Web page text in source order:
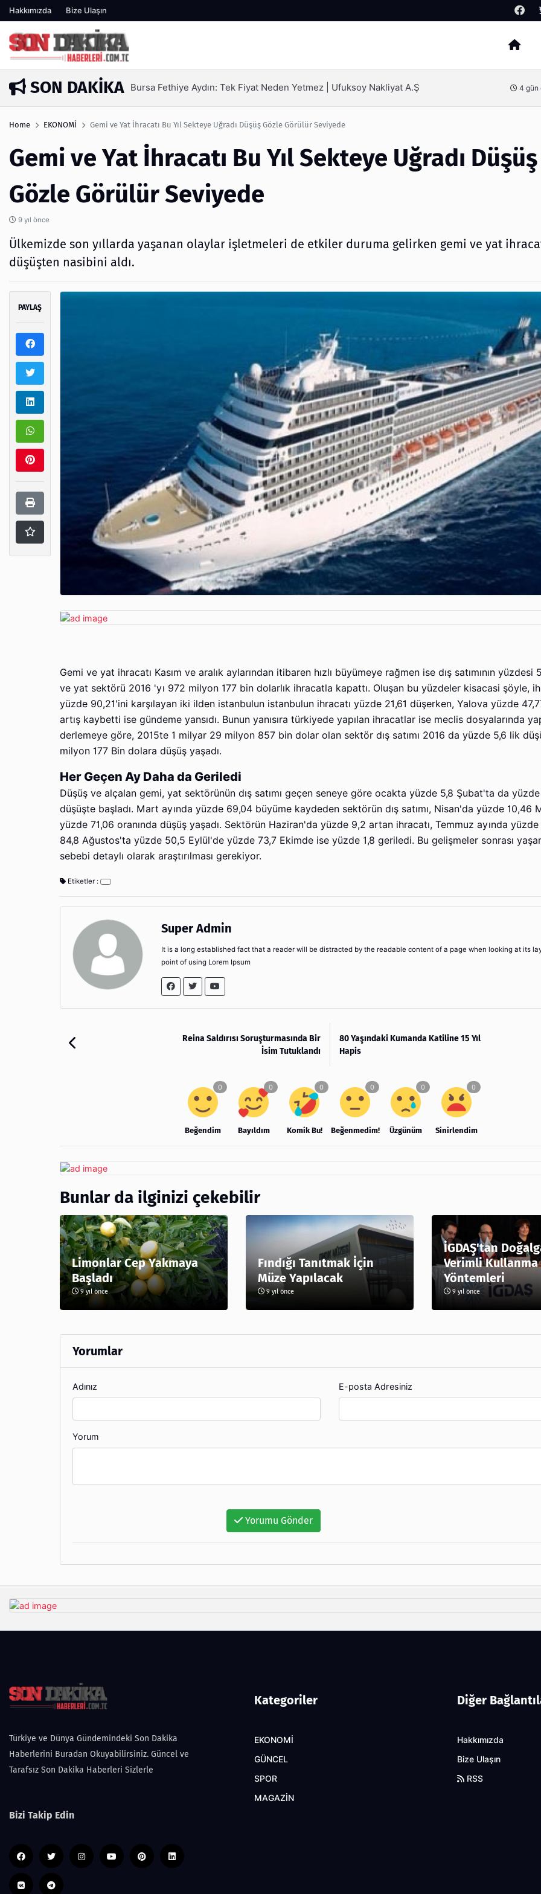
Hakkımızda Bize Ulaşın
Arama
SON DAKIKA
Yetmez | Ufuksoy Nakliyat A.Ş 4 gün önceSEO Hizmeti Alırken Kandırılmamak İçin Bilinmesi Gerekenler
Home EKONOMİ Gemi ve Yat İhracatı Bu Yıl Sekteye Uğradı Düşüş Gözle Görülür Seviyede
Gemi ve Yat İhracatı Bu Yıl Sekteye Uğradı Düşüş
Gözle Görülür Seviyede
9 yıl önce
Ülkemizde son yıllarda yaşanan olaylar işletmeleri de etkiler duruma gelirken gemi ve yat
düşüşten nasibini aldı.
PAYLAŞ
Gemi ve yat ihracatı Kasım ve aralık aylarından itibaren hızlı büyümeye rağmen ise dış satımının yüzdesi
ve yat sektörü 2016 'yı 972 milyon 177 bin dolarlık ihracatla kapattı. Oluşan bu yüzdeler kisacasi şöyle,
yüzde 90,21'ini karşılayan iki ilden istanbulun istanbulun ihracatı yüzde 21,61 düşerken, Yalova yüzde
artış kaybetti ise gündeme yansıdı. Bunun yanısıra türkiyede yapılan ihracatlar ise meclis dosyalarında
derlemeye göre, 2015te 1 milyar 29 milyon 857 bin dolar olan sektör dış satımı 2016 da yüzde 5,6 lik
milyon 177 Bin dolara düşüş yaşadı.
Her Geçen Ay Daha da Geriledi
Düşüş ve alçalan gemi, yat sektörünün dış satımı geçen seneye göre ocakta yüzde 5,8 Şubat'ta da
düşüşte başladı. Mart ayında yüzde 69,04 büyüme kaydeden sektörün dış satımı, Nisan'da yüzde 10,46
yüzde 71,06 oranında düşüş yaşadı. Sektörün Haziran'da yüzde 9,2 artan ihracatı, Temmuz ayında yüzde
84,8 Ağustos'ta yüzde 50,5 Eylül'de yüzde 73,7 Ekimde ise yüzde 1,8 geriledi. Bu gelişmeler sonrası
sebebi detaylı olarak araştırılması gerekiyor.
Etiketler :
Super Admin
It is a long established fact that a reader will be distracted by the readable content of a page when looking at its
point of using Lorem Ipsum
Reina Saldırısı Soruşturmasında Bir
İsim Tutuklandı
80 Yaşındaki Kumanda Katiline 15 Yıl
Hapis
Beğendim Bayıldım Komik Bu! Beğenmedim! Üzgünüm Sinirlendim
Bunlar da ilginizi çekebilir
Limonlar Cep Yakmaya
Başladı
9 yıl önce
Fındığı Tanıtmak İçin
Müze Yapılacak
9 yıl önce
İGDAŞ'tan
Verimli Kullanma
Yöntemleri
9 yıl önce
Yorumlar
Adınız E-posta Adresiniz
Yorum
Yorumu Gönder
Türkiye ve Dünya Gündemindeki Son Dakika
Haberlerini Buradan Okuyabilirsiniz. Güncel ve
Tarafsız Son Dakika Haberleri Sizlerle
Bizi Takip Edin
Kategoriler
EKONOMİ
GÜNCEL
SPOR
MAGAZİN
Diğer
Hakkımızda
Bize Ulaşın
RSS